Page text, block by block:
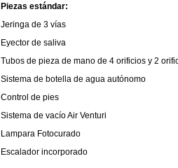
Piezas estándar:
Jeringa de 3 vías
Eyector de saliva
Tubos de pieza de mano de 4 orificios y 2
Sistema de botella de agua autónomo
Control de pies
Sistema de vacío Air Venturi
Lampara Fotocurado
Escalador incorporado